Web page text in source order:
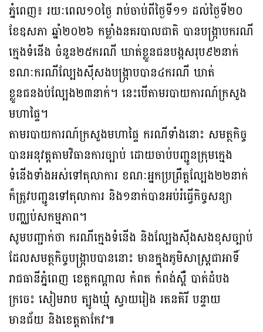
ភ្នំពេញ៖ រយៈពេល១០ថ្ងៃ រាប់ចាប់ពីថ្ងៃទី១១ ដល់ថ្ងៃទី២០
ខែឧសភា ឆ្នាំ២០២៦ កម្លាំងនគរបាលជាតិ បានបង្ក្រាបករណី
ក្មេងទំនើង ចំនួន២៥ករណី ឃាត់ខ្លួនជនបង្កសរុប៩២នាក់
ខណៈករណីល្បែងស៊ីសងបង្ក្រាបបាន៤ករណី ឃាត់
ខ្លួនជនងប់ល្បែង២៣នាក់។ នេះបើតាមរបាយការណ៍ក្រសួង
មហាផ្ទៃ។
តាមរបាយការណ៍ក្រសួងមហាផ្ទៃ ករណីទាំងនោះ សមត្ថកិច្ច
បានអនុវត្តតាមវិធានការច្បាប់ ដោយចាប់បញ្ជូនក្រុមក្មេង
ទំនើងទាំងអស់ទៅតុលាការ ខណៈអ្នកប្រព្រឹត្តល្បែង២២នាក់
ក៏ត្រូវបញ្ជូនទៅតុលាការ និង១នាក់បានអប់រំធ្វើកិច្ចសន្យា
បញ្ឈប់សកម្មភាព។
សូមបញ្ជាក់ថា ករណីក្មេងទំនើង និងល្បែងស៊ីងសងខុសច្បាប់
ដែលសមត្ថកិច្ចបង្ក្រាបបាននោះ មានក្នុងភូមិសាស្ត្រជាអាទិ៍
រាជធានីភ្នំពេញ ខេត្តកណ្ដាល កំពត កំពង់ស្ពឺ បាត់ដំបង
ក្រចេះ សៀមរាប ត្បូងឃ្មុំ ស្វាយរៀង រតនគិរី បន្ទាយ
មានជ័យ និងខេត្តតាកែវ៕